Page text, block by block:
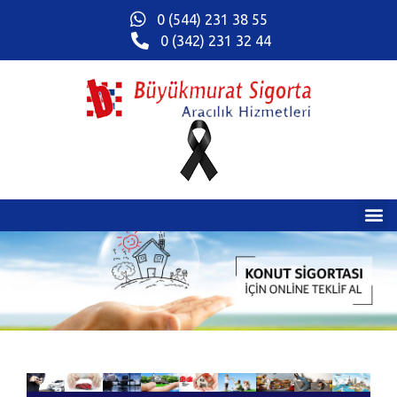
0 (544) 231 38 55
0 (342) 231 32 44